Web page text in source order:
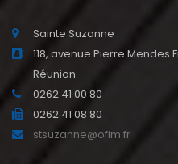
Sainte Suzanne
118, avenue Pierre Mendes
Réunion
0262 41 00 80
0262 41 08 80
stsuzanne@ofim.fr